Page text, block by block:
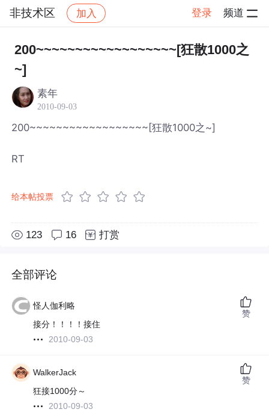
非技术区 加入 登录 频道
社区
200~~~~~~~~~~~~~~~~~~[狂散1000之
~]
素年
2010-09-03
200~~~~~~~~~~~~~~~~~~[狂散1000之~]
RT
给本帖投票
123 16 打赏
全部评论
怪人伽利略
接分！！！！接住
2010-09-03
赞
WalkerJack
狂接1000分～
2010-09-03
赞